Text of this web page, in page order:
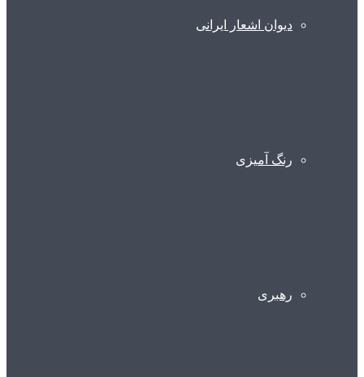
دیوان اشعار ایرانی
رنگ آمیزی
رهبری